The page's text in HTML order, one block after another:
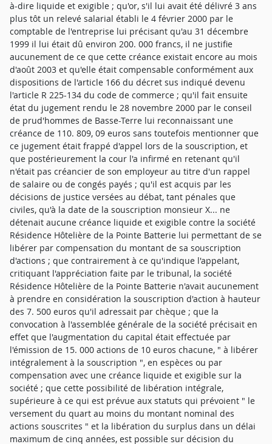
à-dire liquide et exigible ; qu'or, s'il lui avait été délivré 3 ans
plus tôt un relevé salarial établi le 4 février 2000 par le
comptable de l'entreprise lui précisant qu'au 31 décembre
1999 il lui était dû environ 200. 000 francs, il ne justifie
aucunement de ce que cette créance existait encore au mois
d'août 2003 et qu'elle était compensable conformément aux
dispositions de l'article 166 du décret sus indiqué devenu
l'article R 225-134 du code de commerce ; qu'il fait ensuite
état du jugement rendu le 28 novembre 2000 par le conseil
de prud'hommes de Basse-Terre lui reconnaissant une
créance de 110. 809, 09 euros sans toutefois mentionner que
ce jugement était frappé d'appel lors de la souscription, et
que postérieurement la cour l'a infirmé en retenant qu'il
n'était pas créancier de son employeur au titre d'un rappel
de salaire ou de congés payés ; qu'il est acquis par les
décisions de justice versées au débat, tant pénales que
civiles, qu'à la date de la souscription monsieur X... ne
détenait aucune créance liquide et exigible contre la société
Résidence Hôtelière de la Pointe Batterie lui permettant de se
libérer par compensation du montant de sa souscription
d'actions ; que contrairement à ce qu'indique l'appelant,
critiquant l'appréciation faite par le tribunal, la société
Résidence Hôtelière de la Pointe Batterie n'avait aucunement
à prendre en considération la souscription d'action à hauteur
des 7. 500 euros qu'il adressait par chèque ; que la
convocation à l'assemblée générale de la société précisait en
effet que l'augmentation du capital était effectuée par
l'émission de 15. 000 actions de 10 euros chacune, " à libérer
intégralement à la souscription ", en espèces ou par
compensation avec une créance liquide et exigible sur la
société ; que cette possibilité de libération intégrale,
supérieure à ce qui est prévue aux statuts qui prévoient " le
versement du quart au moins du montant nominal des
actions souscrites " et la libération du surplus dans un délai
maximum de cinq années, est possible sur décision du